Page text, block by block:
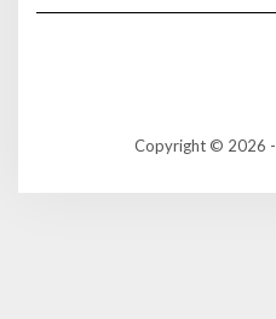
Copyright © 2026 -